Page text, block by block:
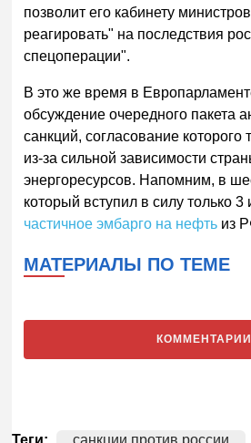
позволит его кабинету
реагировать" на последствия
спецоперации".
В это же время в
обсуждение очередного пакета
санкций, согласование которого
из-за сильной зависимости
энергоресурсов. Напомним, в
который вступил в силу только 3
частичное эмбарго на нефть из
МАТЕРИАЛЫ ПО ТЕМЕ
КОММЕНТАРИИ